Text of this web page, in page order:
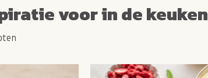
voor in de keuken